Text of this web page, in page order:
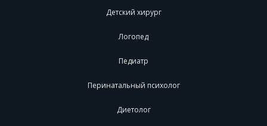
Детский хирург
Логопед
Педиатр
Перинатальный психолог
Диетолог